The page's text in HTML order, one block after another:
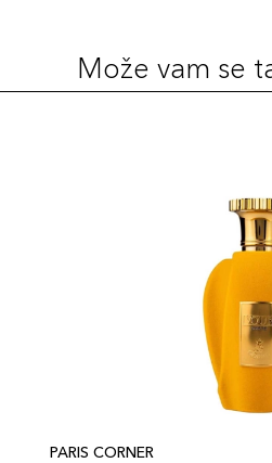
Može vam se
PARIS CORNER